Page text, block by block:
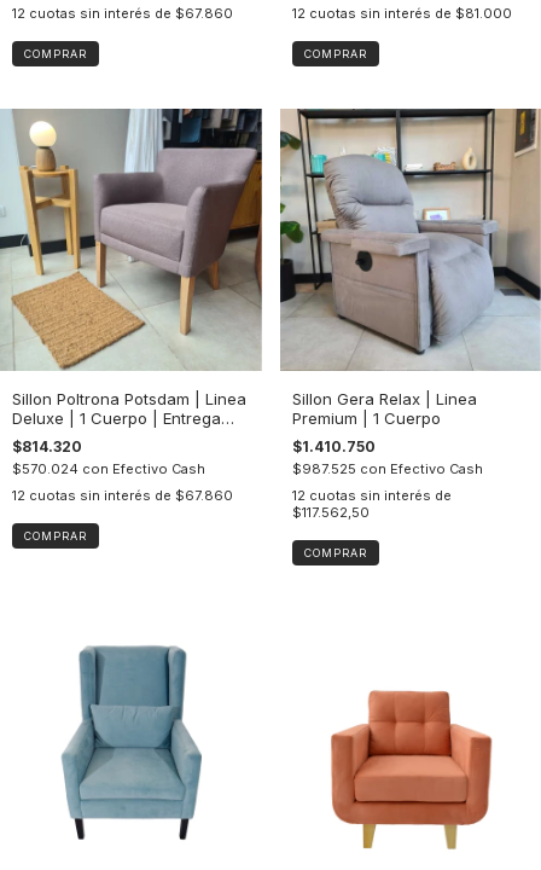
12 cuotas sin interés de $67.860
COMPRAR
12 cuotas sin interés de $81.000
COMPRAR
Sillon Poltrona Potsdam | Linea
Deluxe | 1 Cuerpo | Entrega
Inmediata
$814.320
$570.024 con Efectivo Cash
12 cuotas sin interés de $67.860
Sillon Gera Relax | Linea
Premium | 1 Cuerpo
$1.410.750
$987.525 con Efectivo Cash
12 cuotas sin interés de
$117.562,50